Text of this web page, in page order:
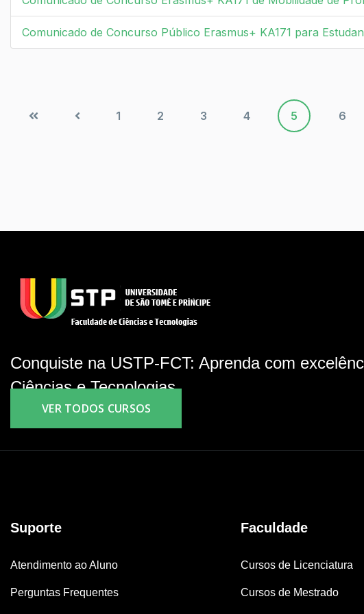
Comunicado de Concurso Público Erasmus+ KA171 para
1 2 3 4 5 6
Conquiste na USTP-FCT: Aprenda com
Ciências e Tecnologias.
VER TODOS CURSOS
Suporte
Atendimento ao Aluno
Perguntas Frequentes
Faculdade
Cursos de Licenciatura
Cursos de Mestrado